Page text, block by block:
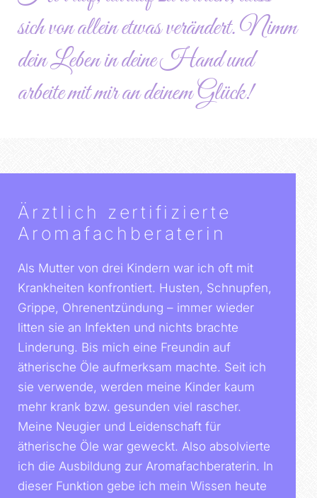
sich von allein etwas verändert. Nimm
dein Leben in deine Hand und
arbeite mit mir an deinem Glück!
Ärztlich zertifizierte
Aromafachberaterin
Als Mutter von drei Kindern war ich oft mit
Krankheiten konfrontiert. Husten, Schnupfen,
Grippe, Ohrenentzündung – immer wieder
litten sie an Infekten und nichts brachte
Linderung. Bis mich eine Freundin auf
ätherische Öle aufmerksam machte. Seit ich
sie verwende, werden meine Kinder kaum
mehr krank bzw. gesunden viel rascher.
Meine Neugier und Leidenschaft für
ätherische Öle war geweckt. Also absolvierte
ich die Ausbildung zur Aromafachberaterin. In
dieser Funktion gebe ich mein Wissen heute